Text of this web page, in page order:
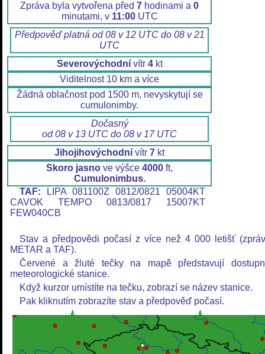
Zpráva byla vytvořena před 7 hodinami a 0
minutami, v 11:00UTC
Předpověď platná od 08 v 12 UTC do 08 v 21
UTC
Severovýchodnívítr 4kt
Viditelnost 10 km a více
Žádná oblačnost pod 1500 m, nevyskytují se
cumulonimby.
Dočasný
od 08 v 13 UTC do 08 v 17 UTC
Jihojihovýchodní vítr 7 kt
Skoro jasno ve výšce 4000 ft,
Cumulonimbus.
TAF: LIPA 081100Z 0812/0821 05004KT
CAVOK TEMPO 0813/0817 15007KT
FEW040CB
Stav a předpovědi počasí z více než 4 000 letišť
METAR a TAF).
Červené a žluté tečky na mapě představují
meteorologické stanice.
Když kurzor umístíte na tečku, zobrazí se název stanice.
Pak kliknutím zobrazíte stav a předpověď počasí.